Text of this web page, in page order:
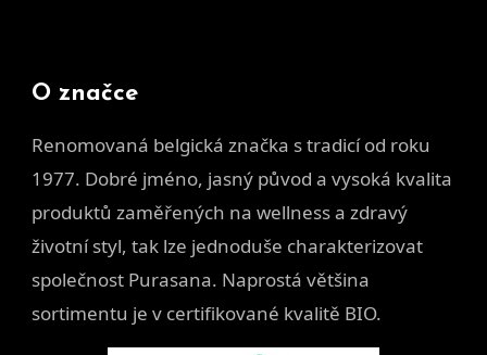
O značce
Renomovaná belgická značka s tradicí od roku
1977. Dobré jméno, jasný původ a vysoká kvalita
produktů zaměřených na wellness a zdravý
životní styl, tak lze jednoduše charakterizovat
společnost Purasana. Naprostá většina
sortimentu je v certifikované kvalitě BIO.